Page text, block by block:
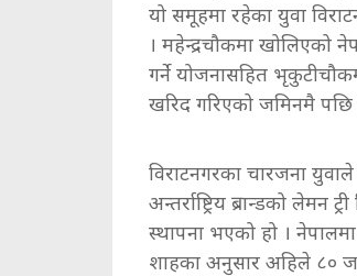
यो समूहमा रहेका युवा
। महेन्द्रचौकमा खोलिएको
गर्ने योजनासहित
खरिद गरिएको जमिनमै पछि
विराटनगरका चारजना
अन्तर्राष्ट्रिय ब्रान्डको लेमन
स्थापना भएको हो ।
शाहका अनुसार अहिले ८०